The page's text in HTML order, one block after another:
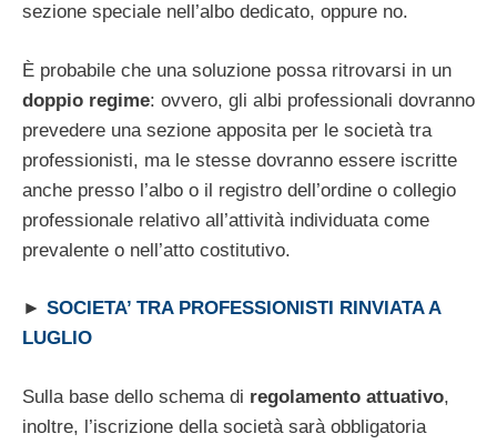
sezione speciale nell’albo dedicato, oppure no.
È probabile che una soluzione possa ritrovarsi in un
doppio regime: ovvero, gli albi professionali dovranno
prevedere una sezione apposita per le società tra
professionisti, ma le stesse dovranno essere iscritte
anche presso l’albo o il registro dell’ordine o collegio
professionale relativo all’attività individuata come
prevalente o nell’atto costitutivo.
► SOCIETA’ TRA PROFESSIONISTI RINVIATA A
LUGLIO
Sulla base dello schema di regolamento attuativo,
inoltre, l’iscrizione della società sarà obbligatoria